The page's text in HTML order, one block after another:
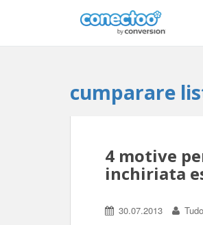
cumparare
4 motive
inchiriata
30.07.2013